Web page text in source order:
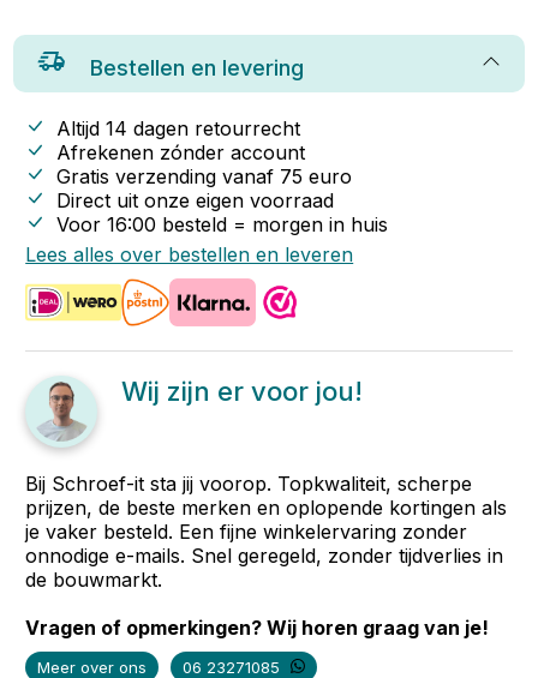
Bestellen en levering
Altijd 14 dagen retourrecht
Afrekenen zónder account
Gratis verzending vanaf 75 euro
Direct uit onze eigen voorraad
Voor 16:00 besteld = morgen in huis
Lees alles over bestellen en leveren
Wij zijn er voor jou!
Bij Schroef-it sta jij voorop. Topkwaliteit, scherpe
prijzen, de beste merken en oplopende kortingen als
je vaker besteld. Een fijne winkelervaring zonder
onnodige e-mails. Snel geregeld, zonder tijdverlies in
de bouwmarkt.
Vragen of opmerkingen? Wij horen graag van je!
Meer over ons 06 23271085